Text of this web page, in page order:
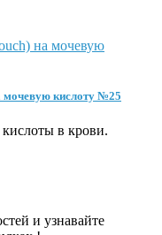
мочевую кислоту №25
в крови.
и узнавайте